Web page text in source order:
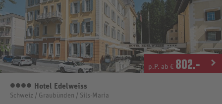
p.P. ab € 802.-
4 Sterne
Hotel Edelweiss
Schweiz / Graubünden / Sils-Maria